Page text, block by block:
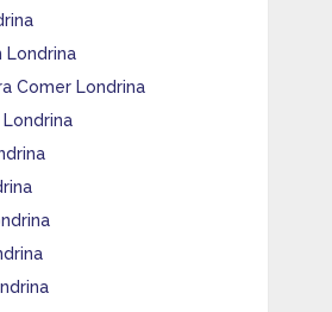
Londrina
Comer Londrina
Londrina